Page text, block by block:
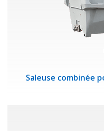
Saleuse combinée